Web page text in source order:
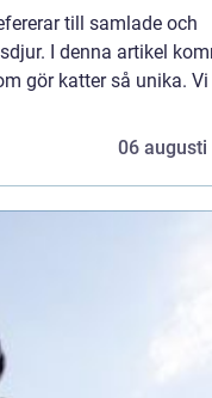
till samlade och
I denna artikel
gör katter så unika. Vi
06 augusti